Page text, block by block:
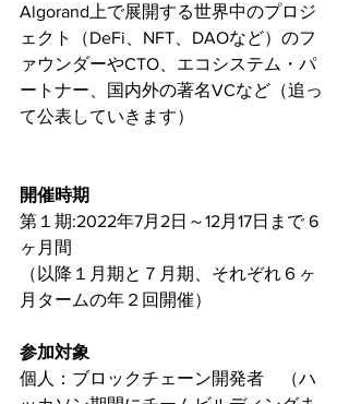
Algorand上で展開する世界中のプロジ
ェクト（DeFi、NFT、DAOなど）のフ
ァウンダーやCTO、エコシステム・パ
ートナー、国内外の著名VCなど（追っ
て公表していきます）
開催時期
第１期:2022年7月2日～12月17日まで 6
ヶ月間
（以降１月期と７月期、それぞれ６ヶ
月タームの年２回開催）
参加対象
個人：ブロックチェーン開発者　（ハ